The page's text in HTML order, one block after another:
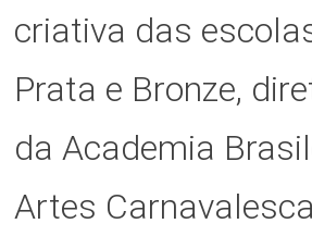
criativa das
Prata e Bronze,
da Academia
Artes